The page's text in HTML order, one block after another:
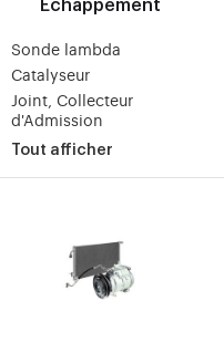
Échappement
Sonde lambda
Catalyseur
Joint, Collecteur
d'Admission
Tout afficher